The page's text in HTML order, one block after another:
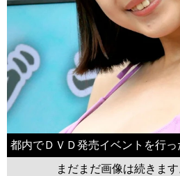
都内でＤＶＤ発売イベントを行っ
まだまだ画像は続きます